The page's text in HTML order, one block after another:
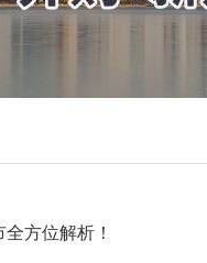
方位解析！